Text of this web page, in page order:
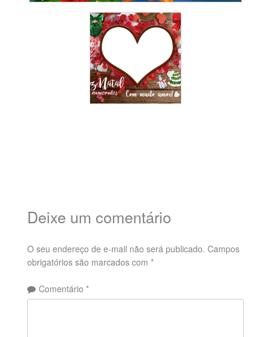
Deixe um comentário
O seu endereço de e-mail não será publicado. Campos
obrigatórios são marcados com *
Comentário *